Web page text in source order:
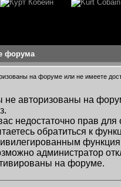
форума
на форуме или не имеете
не авторизованы на
недостаточно прав
обратиться к
администратор
на форуме.